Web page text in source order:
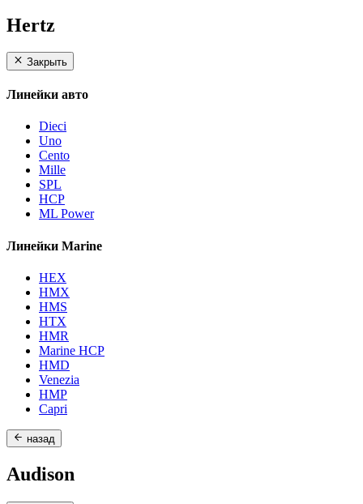
Hertz
Закрыть
Линейки авто
Dieci
Uno
Cento
Mille
SPL
HCP
ML Power
Линейки Marine
HEX
HMX
HMS
HTX
HMR
Marine HCP
HMD
Venezia
HMP
Capri
назад
Audison